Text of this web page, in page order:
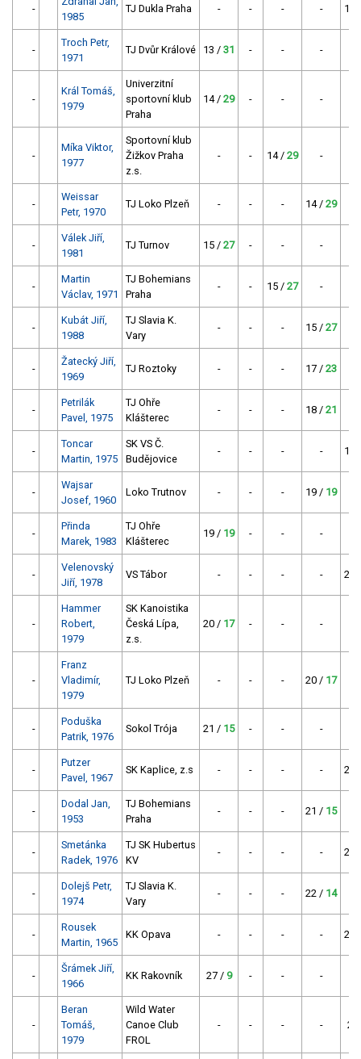
-
1985
TJ Dukla Praha - - - - 12
-
Troch Petr,
1971
TJ Dvůr Králové 13 / 31 - - -
-
Král Tomáš,
1979
Univerzitní
sportovní klub
Praha
14 / 29 - - -
-
Míka Viktor,
1977
Sportovní klub
Žižkov Praha
z.s.
- - 14 / 29 -
-
Weissar
Petr, 1970
TJ Loko Plzeň - - - 14 / 29
-
Válek Jiří,
1981
TJ Turnov 15 / 27 - - -
-
Martin
Václav, 1971
TJ Bohemians
Praha
- - 15 / 27 -
-
Kubát Jiří,
1988
TJ Slavia K.
Vary
- - - 15 / 27
-
Žatecký Jiří,
1969
TJ Roztoky - - - 17 / 23
-
Petrilák
Pavel, 1975
TJ Ohře
Klášterec
- - - 18 / 21
-
Toncar
Martin, 1975
SK VS Č.
Budějovice
- - - - 19
-
Wajsar
Josef, 1960
Loko Trutnov - - - 19 / 19
-
Přinda
Marek, 1983
TJ Ohře
Klášterec
19 / 19 - - -
-
Velenovský
Jiří, 1978
VS Tábor - - - - 20
-
Hammer
Robert,
1979
SK Kanoistika
Česká Lípa,
z.s.
20 / 17 - - -
-
Franz
Vladimír,
1979
TJ Loko Plzeň - - - 20 / 17
-
Poduška
Patrik, 1976
Sokol Trója 21 / 15 - - -
-
Putzer
Pavel, 1967
SK Kaplice, z.s - - - - 21
-
Dodal Jan,
1953
TJ Bohemians
Praha
- - - 21 / 15
-
Smetánka
Radek, 1976
TJ SK Hubertus
KV
- - - - 22
-
Dolejš Petr,
1974
TJ Slavia K.
Vary
- - - 22 / 14
-
Rousek
Martin, 1965
KK Opava - - - - 25
-
Šrámek Jiří,
1966
KK Rakovník 27 / 9 - - -
-
Beran
Tomáš,
1979
Wild Water
Canoe Club
FROL
- - - -